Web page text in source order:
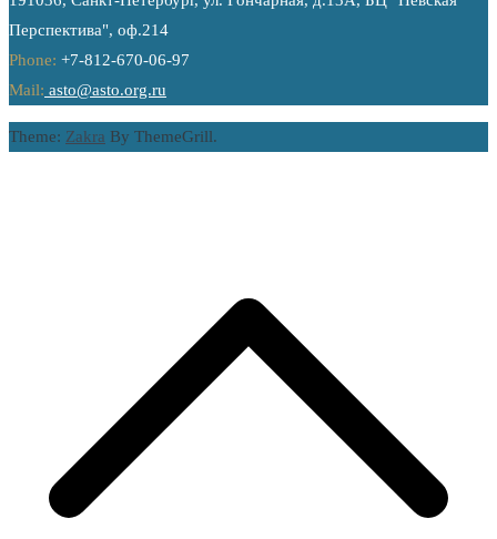
Перспектива", оф.214
Phone: +7-812-670-06-97
Mail: asto@asto.org.ru
Theme: Zakra By ThemeGrill.